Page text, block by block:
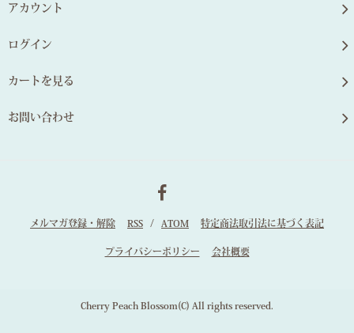
アカウント
ログイン
カートを見る
お問い合わせ
メルマガ登録・解除 RSS / ATOM 特定商法取引法に基づく表記
プライバシーポリシー 会社概要
Cherry Peach Blossom(C) All rights reserved.